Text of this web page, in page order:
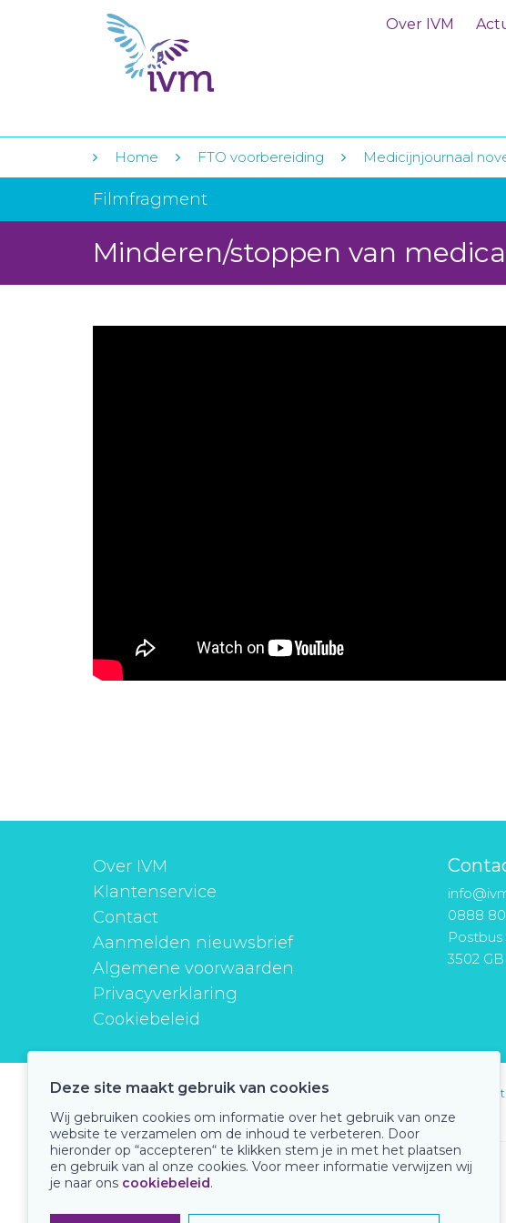
Over IVM
Home FTO voorbereiding Medicijnjournaal
Filmfragment
Minderen/stoppen van
Over IVM
Klantenservice
Contact
Aanmelden nieuwsbrief
Algemene voorwaarden
Privacyverklaring
Cookiebeleid
0888
Postbus
3502
instituutverantwoordmedicijngebruik
Onze keurmerken
Deze site maakt gebruik van cookies
Wij gebruiken cookies om informatie over het gebruik van onze
website te verzamelen om de inhoud te verbeteren. Door
hieronder op “accepteren“ te klikken stem je in met het plaatsen
en gebruik van al onze cookies. Voor meer informatie verwijzen wij
je naar ons cookiebeleid.